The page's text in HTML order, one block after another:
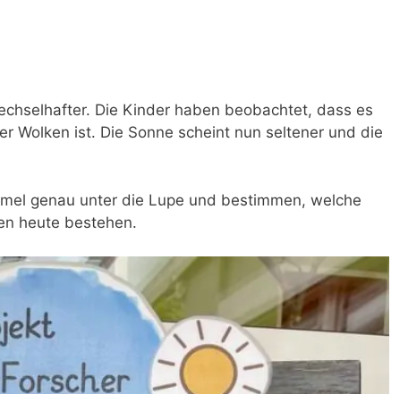
Ein
Die Kinder haben beobachtet, dass es
Wolken ist. Die Sonne scheint nun seltener und die
genau unter die Lupe und bestimmen, welche
heute bestehen.